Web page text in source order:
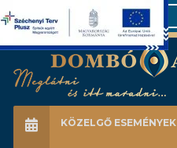
Search
KÖZELGŐ ESEMÉNYEK